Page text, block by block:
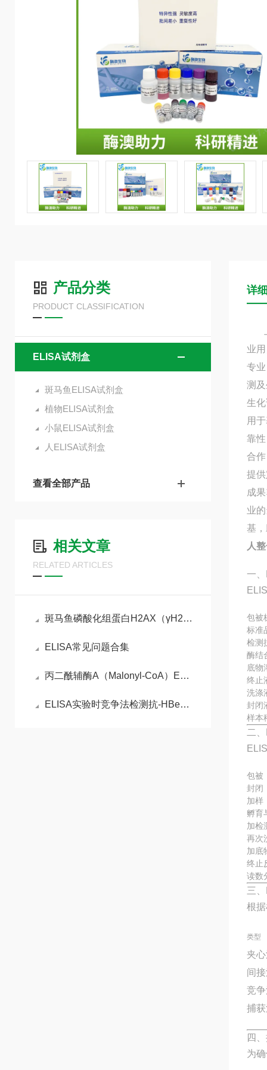
产品分类
PRODUCT CLASSIFICATION
ELISA试剂盒
斑马鱼ELISA试剂盒
植物ELISA试剂盒
小鼠ELISA试剂盒
人ELISA试剂盒
查看全部产品
相关文章
RELATED ARTICLES
斑马鱼磷酸化组蛋白H2AX（γH2AX）ELISA检测试剂盒的工作原理
ELISA常见问题合集
丙二酰辅酶A（Malonyl-CoA）ELISA检测试剂盒检测原理
ELISA实验时竞争法检测抗-HBe实验原理
详
业
专
测
生
用
靠
合
提
成
业
基
人
一
包被
标准
检测
酶结
底物
终止
洗涤
封闭
样本
二
包被
封闭
加样
孵育
加检
再次
加底
终止
读数
三
根
类型
夹
间
竞
捕
四
为